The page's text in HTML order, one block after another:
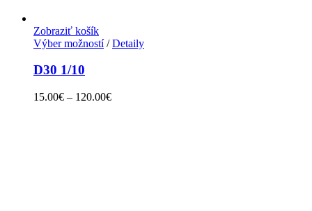
Zobraziť košík
Výber možností/ Detaily
D30 1/10
15.00€ – 120.00€